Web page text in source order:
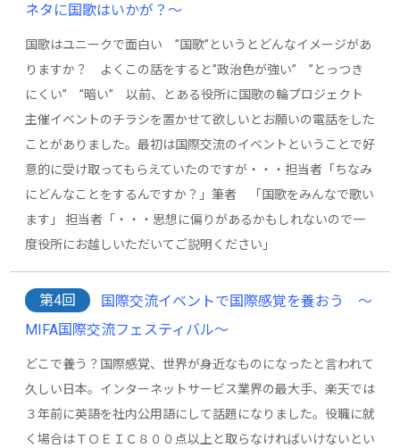
ネタに国歌はいかが？～
国歌はユニークで面白い ”国歌”というとどんなイメージがあ
りますか？ よくこの話をすると”政治色が強い” ”とっつき
にくい” ”暗い” 以前、とある役所に国歌の輪プロジェクト
主催イベントのチラシを置かせて欲しいとお願いの電話をした
ことがありました。最初は国際交流のイベントということで好
意的に受け取ってもらえていたのですが・・・担当者「ちなみ
にどんなことをするんですか？」筆者 「国歌をみんなで歌い
ます」 担当者「・・・思想に偏りがあるかもしれないので一
度役所にお越しいただいてご説明ください」
第4回
国際交流イベントで国際感覚を養おう ～
MIFA国際交流フェスティバル～
どこで養う？国際感覚、世界が身近なものになったと言われて
久しい日本。インターネットサービス業界の最大手、楽天では
３年前に英語を社内公用語にして話題になりました。役職に就
く場合はＴＯＥＩＣ８００点以上と取らなければいけないとい